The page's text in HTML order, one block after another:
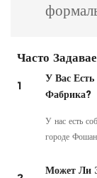
Часто
1
У Вас
Фабрика?
У нас есть
городе
Может Ли